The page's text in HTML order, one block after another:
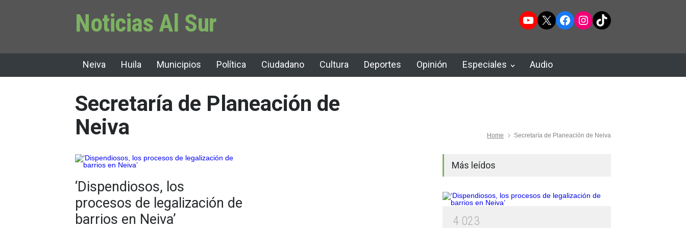
Noticias Al Sur YouTube
X Facebook
Instagram
TikTok
Neiva Huila Municipios Política Ciudadano Cultura Deportes Opinión Especiales Audio
Secretaría de Planeación de
Neiva
Home Secretaría de Planeación de Neiva
‘Dispendiosos, los
procesos de legalización de
barrios en Neiva’
Más leídos
4 023